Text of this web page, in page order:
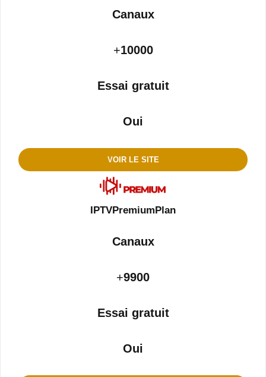
Canaux
+10000
Essai gratuit
Oui
VOIR LE SITE
IPTVPremiumPlan
Canaux
+9900
Essai gratuit
Oui